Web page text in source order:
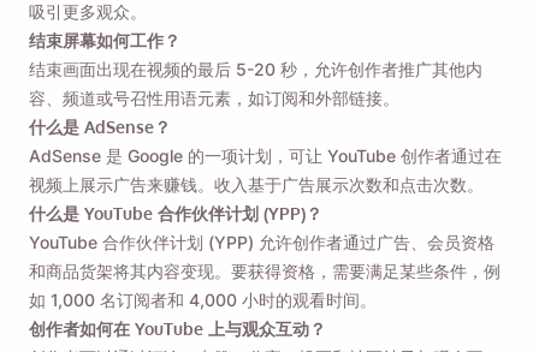
吸引更多观众。
结束屏幕如何工作？
结束画面出现在视频的最后 5-20 秒，允许创作者推广其他内
容、频道或号召性用语元素，如订阅和外部链接。
什么是 AdSense？
AdSense 是 Google 的一项计划，可让 YouTube 创作者通过在
视频上展示广告来赚钱。收入基于广告展示次数和点击次数。
什么是 YouTube 合作伙伴计划 (YPP)？
YouTube 合作伙伴计划 (YPP) 允许创作者通过广告、会员资格
和商品货架将其内容变现。要获得资格，需要满足某些条件，例
如 1,000 名订阅者和 4,000 小时的观看时间。
创作者如何在 YouTube 上与观众互动？